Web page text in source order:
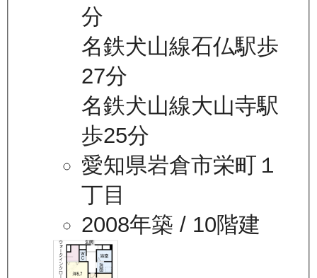
分
名鉄犬山線石仏駅歩
27分
名鉄犬山線大山寺駅
歩25分
愛知県岩倉市栄町１
丁目
2008年築 / 10階建